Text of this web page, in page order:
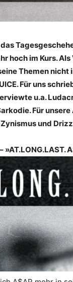
hoch im Kurs.
Themen
Für uns
u.a.
Für
und
»AT.LONG.LAST.